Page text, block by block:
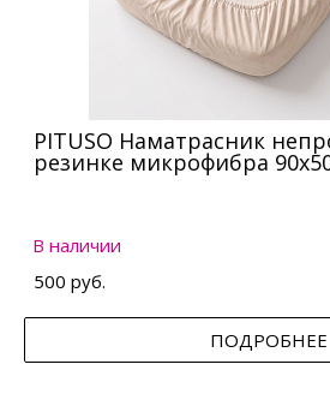
PITUSO Наматрасник
резинке микрофибра
В наличии
500 руб.
ПОДРОБНЕЕ